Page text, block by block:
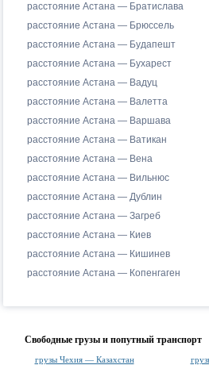
расстояние Астана — Братислава
расстояние Астана — Брюссель
расстояние Астана — Будапешт
расстояние Астана — Бухарест
расстояние Астана — Вадуц
расстояние Астана — Валетта
расстояние Астана — Варшава
расстояние Астана — Ватикан
расстояние Астана — Вена
расстояние Астана — Вильнюс
расстояние Астана — Дублин
расстояние Астана — Загреб
расстояние Астана — Киев
расстояние Астана — Кишинев
расстояние Астана — Копенгаген
Свободные грузы и попутный транспорт
грузы Чехия — Казахстан